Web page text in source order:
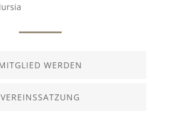
WERDEN
VEREINSSATZUNG